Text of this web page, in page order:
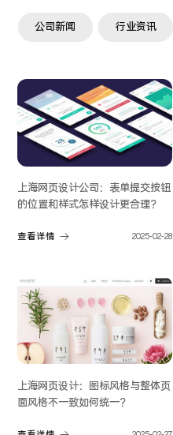
公司新闻 行业资讯
上海网页设计公司：表单提交按钮
的位置和样式怎样设计更合理？
查看详情 2025-02-28
上海网页设计：图标风格与整体页
面风格不一致如何统一？